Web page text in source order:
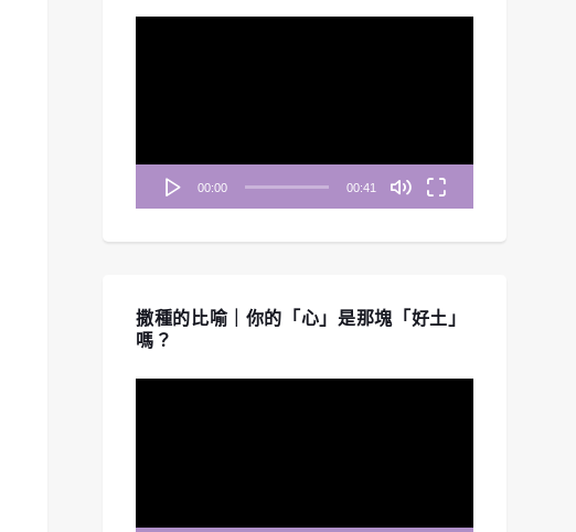
00:00 00:41
撒種的比喻｜你的「心」是那塊「好土」
嗎？